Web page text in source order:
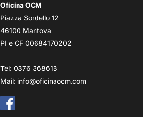
Oficina OCM
Piazza Sordello 12
46100 Mantova
PI e CF 00684170202
Tel: 0376 368618
Mail: info@oficinaocm.com